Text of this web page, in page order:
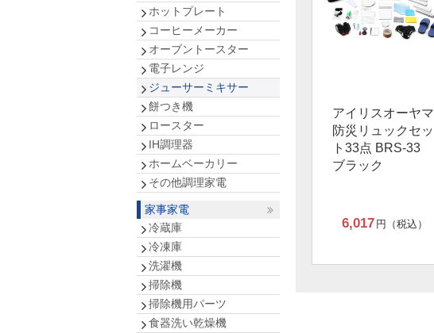
ホットプレート
コーヒーメーカー
オーブントースター
電子レンジ
ジューサーミキサー
餅つき機
ロースター
IH調理器
ホームベーカリー
その他調理家電
家事家電
冷蔵庫
冷凍庫
洗濯機
掃除機
掃除機用パーツ
食器洗い乾燥機
アイリスオーヤマ
防災リュックセッ
ト33点 BRS-33
ブラック
6,017 円（税込）